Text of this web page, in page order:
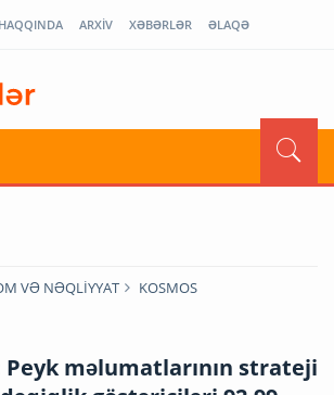
ARXİV XƏBƏRLƏR ƏLAQƏ
VƏ NƏQLİYYAT KOSMOS
Peyk məlumatlarının strateji